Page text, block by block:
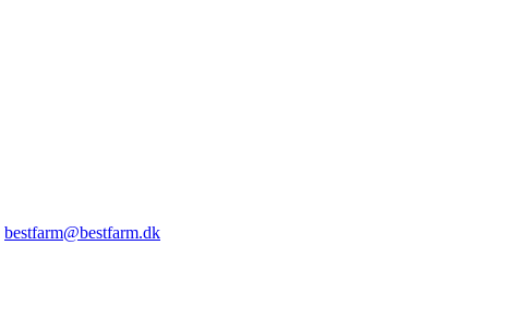
bestfarm@bestfarm.dk